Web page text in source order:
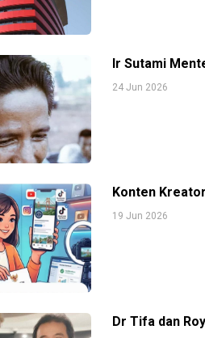
Ir Sutami
24 Jun 2026
Konten
19 Jun 2026
Dr Tifa dan